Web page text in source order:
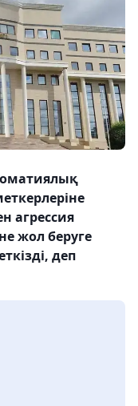
агрессия
жол беруге
деп